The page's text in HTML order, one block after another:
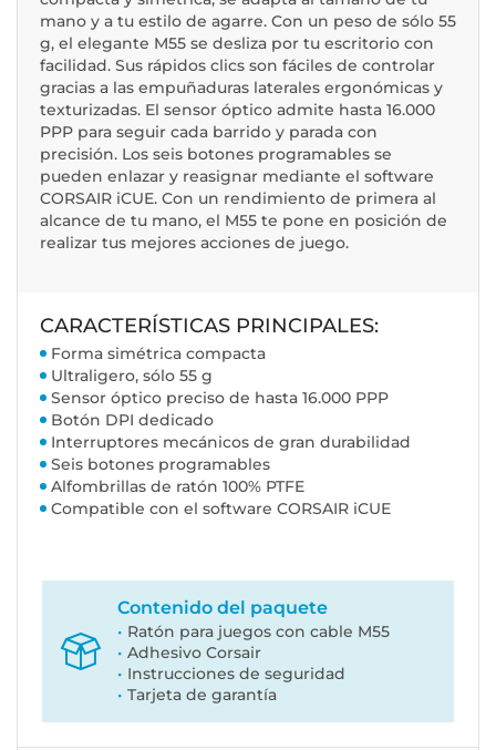
mano y a tu estilo de agarre. Con un peso de sólo 55
g, el elegante M55 se desliza por tu escritorio con
facilidad. Sus rápidos clics son fáciles de controlar
gracias a las empuñaduras laterales ergonómicas y
texturizadas. El sensor óptico admite hasta 16.000
PPP para seguir cada barrido y parada con
precisión. Los seis botones programables se
pueden enlazar y reasignar mediante el software
CORSAIR iCUE. Con un rendimiento de primera al
alcance de tu mano, el M55 te pone en posición de
realizar tus mejores acciones de juego.
CARACTERÍSTICAS PRINCIPALES:
Forma simétrica compacta
Ultraligero, sólo 55 g
Sensor óptico preciso de hasta 16.000 PPP
Botón DPI dedicado
Interruptores mecánicos de gran durabilidad
Seis botones programables
Alfombrillas de ratón 100% PTFE
Compatible con el software CORSAIR iCUE
Contenido del paquete
Ratón para juegos con cable M55
Adhesivo Corsair
Instrucciones de seguridad
Tarjeta de garantía